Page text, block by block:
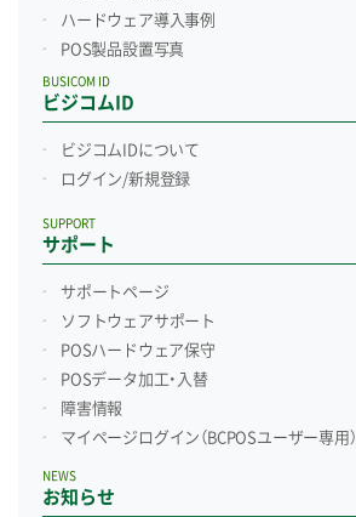
ハードウェア導入事例
POS製品設置写真
ビジコムID
BUSICOM ID
ビジコムIDについて
ログイン/新規登録
サポート
SUPPORT
サポートページ
ソフトウェアサポート
POSハードウェア保守
POSデータ加工・入替
障害情報
マイページログイン （BCPOSユーザー専用）
お知らせ
NEWS